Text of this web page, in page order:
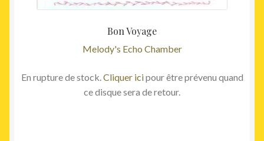
Bon Voyage
Melody's Echo Chamber
En rupture de stock.Cliquer icipour être prévenu quand
ce disque sera de retour.